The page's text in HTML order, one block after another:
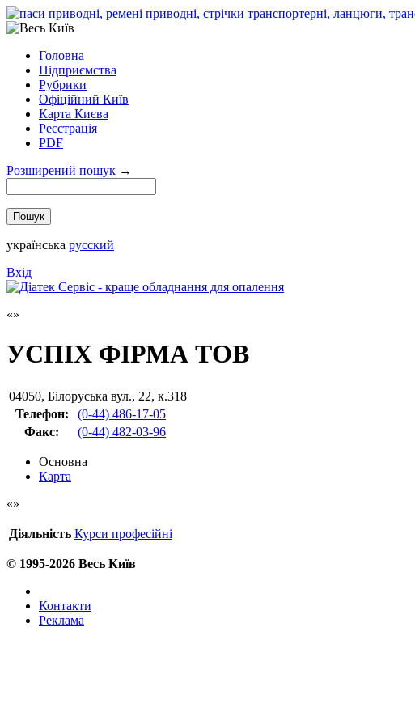
Головна
Підприємства
Рубрики
Офіційний Київ
Карта Києва
Реєстрація
PDF
Розширений пошук →
українська русский
Вхід
УСПІХ ФІРМА ТОВ
04050, Білоруська вул., 22, к.318
Телефон:
(0-44) 486-17-05
Факс: (0-44) 482-03-96
Основна
Карта
Діяльність Курси професійні
© 1995-2026 Весь Київ
Контакти
Реклама